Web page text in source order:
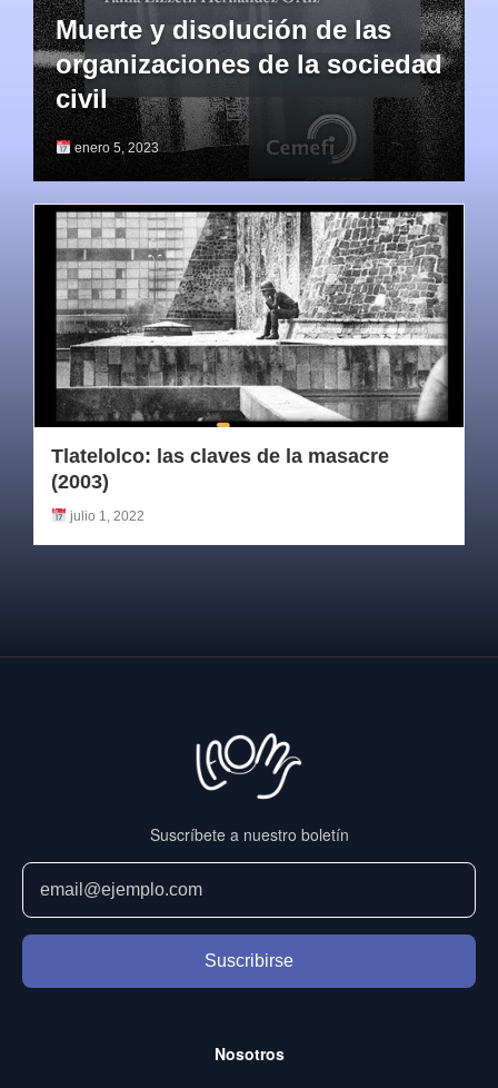
Muerte y disolución de las
organizaciones de la sociedad
civil
enero 5, 2023
Tlatelolco: las claves de la masacre
(2003)
julio 1, 2022
Suscríbete a nuestro boletín
Suscribirse
Nosotros